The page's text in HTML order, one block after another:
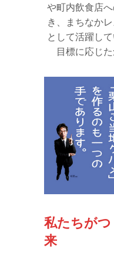
や町内飲食店
き、まちなか
として活躍し
目標に応じ
私たちが
来